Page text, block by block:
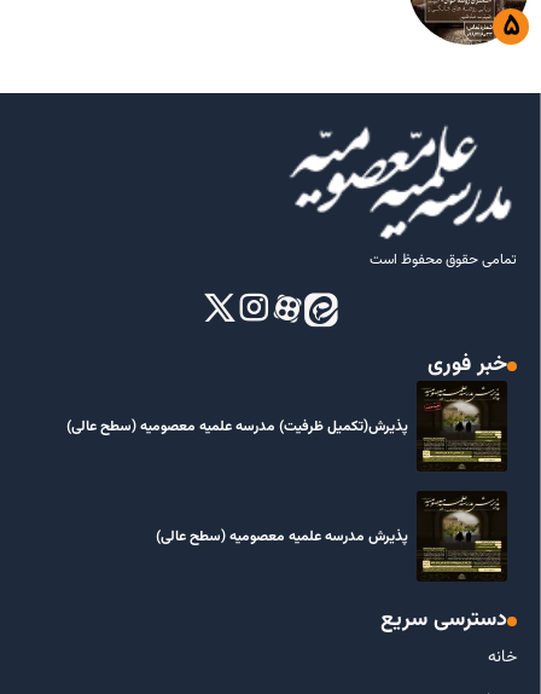
تمامی حقوق محفوظ است
خبر فوری
پذیرش(تکمیل ظرفیت) مدرسه علمیه معصومیه‌ (سطح عالی)
پذیرش مدرسه علمیه معصومیه‌ (سطح عالی)
دسترسی سریع
خانه